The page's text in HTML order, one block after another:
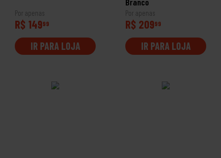
Por apenas
R$ 14999
IR PARA LOJA
Por apenas
R$ 20999
IR PARA LOJA